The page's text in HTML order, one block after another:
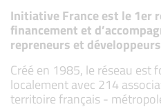
Initiative France est le 1er
financement et
repreneurs et
Créé en 1985, le réseau est
localement avec 214
territoire français -